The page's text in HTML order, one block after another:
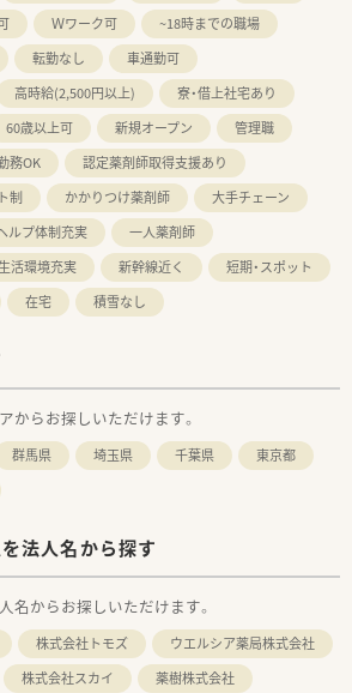
Ｗワーク可
~18時までの職場
転勤なし
車通勤可
高時給(2,500円以上)
寮・借上社宅あり
60歳以上可 新規オープン
管理職
務OK
認定薬剤師取得支援あり
制 かかりつけ薬剤師
大手チェーン
ルプ体制充実
一人薬剤師
活環境充実 新幹線近く
短期・スポット
在宅 積雪なし
からお探しいただけます。
群馬県 埼玉県 千葉県
東京都
法人名から探す
名からお探しいただけます。
株式会社トモズ
ウエルシア薬局株式会社
株式会社スカイ
薬樹株式会社